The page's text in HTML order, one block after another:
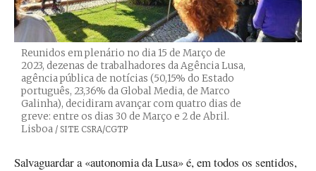
Reunidos em plenário no dia 15 de Março de
2023, dezenas de trabalhadores da Agência Lusa,
agência pública de notícias (50,15% do Estado
português, 23,36% da Global Media, de Marco
Galinha), decidiram avançar com quatro dias de
greve: entre os dias 30 de Março e 2 de Abril.
Lisboa Créditos
/ SITE CSRA/CGTP
Salvaguardar a «autonomia da Lusa» é, em todos os sentidos,